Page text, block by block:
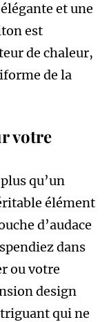
et une
est
de chaleur,
de la
votre
qu’un
élément
d’audace
dans
ou votre
design
qui ne